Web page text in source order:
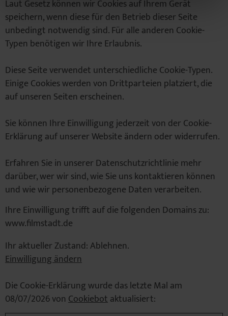
Laut Gesetz können wir Cookies auf Ihrem Gerät
speichern, wenn diese für den Betrieb dieser Seite
unbedingt notwendig sind. Für alle anderen Cookie-
Typen benötigen wir Ihre Erlaubnis.
Diese Seite verwendet unterschiedliche Cookie-Typen.
Einige Cookies werden von Drittparteien platziert, die
auf unseren Seiten erscheinen.
Sie können Ihre Einwilligung jederzeit von der Cookie-
Erklärung auf unserer Website ändern oder widerrufen.
Erfahren Sie in unserer Datenschutzrichtlinie mehr
darüber, wer wir sind, wie Sie uns kontaktieren können
und wie wir personenbezogene Daten verarbeiten.
Ihre Einwilligung trifft auf die folgenden Domains zu:
www.filmstadt.de
Ihr aktueller Zustand: Ablehnen.
Einwilligung ändern
Die Cookie-Erklärung wurde das letzte Mal am
08/07/2026 von Cookiebotaktualisiert: